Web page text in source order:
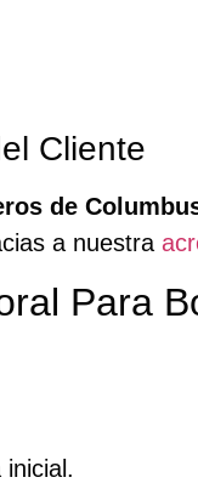
Cliente
de
a nuestra
Para